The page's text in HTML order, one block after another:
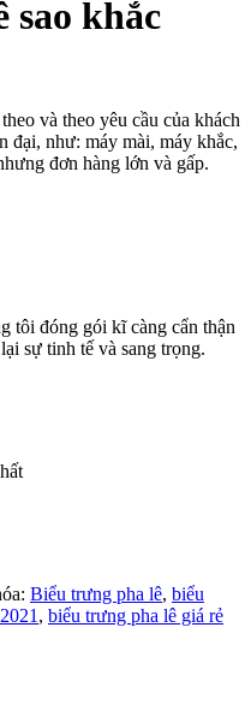
sao khắc
và theo yêu cầu của khách
đại, như: máy mài, máy khắc,
đơn hàng lớn và gấp.
tôi đóng gói kĩ càng cẩn thận
sự tinh tế và sang trọng.
Biểu trưng pha lê, biểu
, biểu trưng pha lê giá rẻ